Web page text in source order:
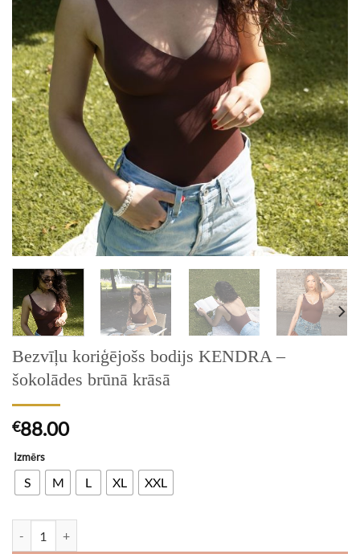
Bezvīļu koriģējošs bodijs KENDRA –
šokolādes brūnā krāsā
€88.00
Izmērs
S M L XL XXL